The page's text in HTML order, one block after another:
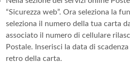
“Sicurezza web”. Ora seleziona la
seleziona il numero della tua carta
associato il numero di cellulare
Postale. Inserisci la data di
retro della carta.